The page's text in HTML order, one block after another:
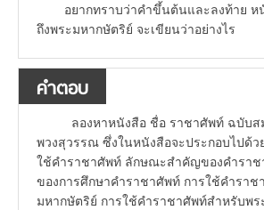
อยากทราบว่าคำขึ้นต้นและลงท้าย ห
ถึงพระมหากษัตริย์ จะเขียนว่าอย่างไร
คำตอบ
ลองหาหนังสือ ชื่อ ราชาศัพท์ ฉบับ
พวงสุวรรณ ซึ่งในหนังสือจะประกอบไปด้ว
ใช้คำราชาศัพท์ ลักษณะสำคัญของคำรา
ของการศึกษาคำราชาศัพท์ การใช้คำราช
มหากษัตริย์ การใช้คำราชาศัพท์สำหรับพร